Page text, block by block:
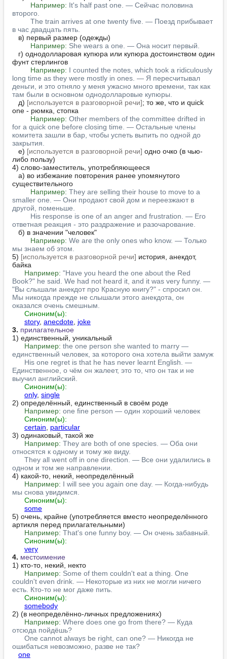
Например: It's half past one. — Сейчас половина
второго.
The train arrives at one twenty five. — Поезд прибывает
в час двадцать пять.
Например: She wears a one. — Она носит первый.
фунт стерлингов
Например: I counted the notes, which took a ridiculously
long time as they were mostly in ones. — Я пересчитывал
деньги, и это отняло у меня ужасно много времени, так как
там были в основном однодолларовые купюры.
   д)
[используется в разговорной речи]; то же, что и quick
one - рюмка, стопка
Например: Other members of the committee drifted in
for a quick one before closing time. — Остальные члены
комитета зашли в бар, чтобы успеть выпить по одной до
закрытия.
   е)
[используется в разговорной речи] одно очко (в чью-
либо пользу)
4) слово-заместитель, употребляющееся
существительного
Например: They are selling their house to move to a
smaller one. — Они продают свой дом и переезжают в
другой, поменьше.
His response is one of an anger and frustration. — Его
ответная реакция - это раздражение и разочарование.
Например: We are the only ones who know. — Только
мы знаем об этом.
5) [используется в разговорной речи] история, анекдот,
байка
Например: "Have you heard the one about the Red
Book?" he said. We had not heard it, and it was very funny. —
"Вы слышали анекдот про Красную книгу?" - спросил он.
Мы никогда прежде не слышали этого анекдота, он
оказался очень смешным.
Синоним(ы):
story, anecdote joke
3. прилагательное
1) единственный, уникальный
Например: the one person she wanted to marry —
единственный человек, за которого она хотела выйти замуж
His one regret is that he has never learnt English. —
Единственное, о чём он жалеет, это то, что он так и не
выучил английский.
Синоним(ы):
only, single
2) определённый, единственный в своём роде
Например: one fine person — один хороший человек
Синоним(ы):
certain
particular
3) одинаковый, такой же
Например: They are both of one species. — Оба они
относятся к одному и тому же виду.
They all went off in one direction. — Все они удалились в
одном и том же направлении.
4) какой-то, некий, неопределённый
Например: I will see you again one day. — Когда-нибудь
мы снова увидимся.
Синоним(ы):
some
5) очень, крайне (употребляется вместо неопределённого
артикля перед прилагательными)
Например: That's one funny boy. — Он очень забавный.
Синоним(ы):
very
4. местоимение
1) кто-то, некий, некто
Например: Some of them couldn't eat a thing. One
couldn't even drink. — Некоторые из них не могли ничего
есть. Кто-то не мог даже пить.
Синоним(ы):
somebody
2) (в неопределённо-личных предложениях)
Например: Where does one go from there? — Куда
отсюда пойдёшь?
One cannot always be right, can one? — Никогда не
ошибаться невозможно, разве не так?
one